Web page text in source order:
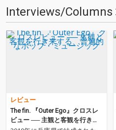
Interviews/Columns
レビュー
The fin. 『Outer Ego』クロスレ
ビュー ── 主観と客観を行き来